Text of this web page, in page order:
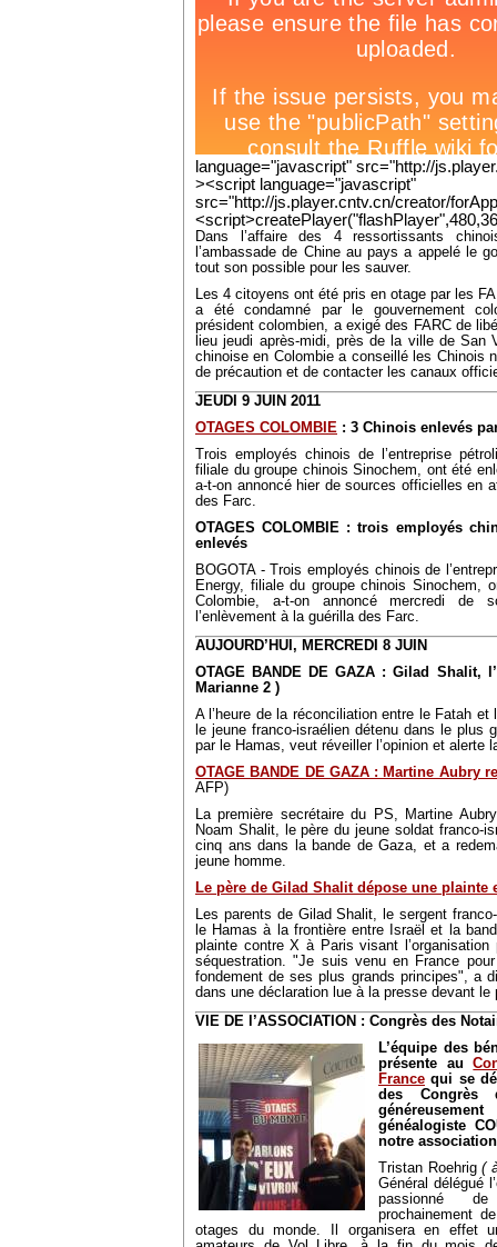
language="javascript" src="http://
><script language="javascript"
src="http://js.player.cntv.cn/creator/
Dans l’affaire des 4 ressortissants
l’ambassade de Chine au pays a appelé le
tout son possible pour les sauver.
Les 4 citoyens ont été pris en otage par les
a été condamné par le gouvernement
président colombien, a exigé des FARC de
lieu jeudi après-midi, près de la ville de San
chinoise en Colombie a conseillé les Chinois
de précaution et de contacter les canaux
JEUDI 9 JUIN 2011
OTAGES COLOMBIE : 3 Chinois enlevés
Trois employés chinois de l’entreprise
filiale du groupe chinois Sinochem, ont été
a-t-on annoncé hier de sources officielles en
des Farc.
OTAGES COLOMBIE : trois employés
enlevés
BOGOTA - Trois employés chinois de
Energy, filiale du groupe chinois Sinochem,
Colombie, a-t-on annoncé mercredi de
l’enlèvement à la guérilla des Farc.
AUJOURD’HUI, MERCREDI 8 JUIN
OTAGE BANDE DE GAZA : Gilad Shalit,
Marianne 2 )
A l’heure de la réconciliation entre le Fatah
le jeune franco-israélien détenu dans le plus
par le Hamas, veut réveiller l’opinion et alerte
OTAGE BANDE DE GAZA : Martine Aubry
AFP)
La première secrétaire du PS, Martine
Noam Shalit, le père du jeune soldat franco-
cinq ans dans la bande de Gaza, et a
jeune homme.
Le père de Gilad Shalit dépose une plainte
Les parents de Gilad Shalit, le sergent
le Hamas à la frontière entre Israël et la
plainte contre X à Paris visant
séquestration. "Je suis venu en France
fondement de ses plus grands principes", a
dans une déclaration lue à la presse devant
VIE DE l’ASSOCIATION : Congrès des
L’équipe des
présente au
France qui se
des Congrès
généalogiste
notre
Tristan Roehrig(
Général délégué
passionné
prochainement
otages du monde. Il organisera en effet